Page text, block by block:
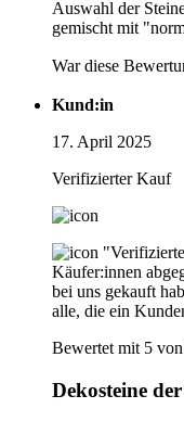
Auswahl der
gemischt mit
War diese
Kund:in
17. April 2025
Verifizierter Kauf
Käufer:innen
bei uns gekauft
alle, die ein
Bewertet mit 5
Dekosteine